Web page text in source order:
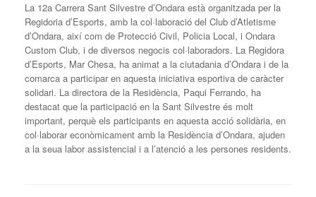
La 12a Carrera Sant Silvestre d’Ondara està organitzada per la
Regidoria d’Esports, amb la col·laboració del Club d’Atletisme
d’Ondara, així com de Protecció Civil, Policia Local, i Ondara
Custom Club, i de diversos negocis col·laboradors. La Regidora
d’Esports, Mar Chesa, ha animat a la ciutadania d’Ondara i de la
comarca a participar en aquesta iniciativa esportiva de caràcter
solidari. La directora de la Residència, Paqui Ferrando, ha
destacat que la participació en la Sant Silvestre és molt
important, perquè els participants en aquesta acció solidària, en
col·laborar econòmicament amb la Residència d’Ondara, ajuden
a la seua labor assistencial i a l’atenció a les persones residents.